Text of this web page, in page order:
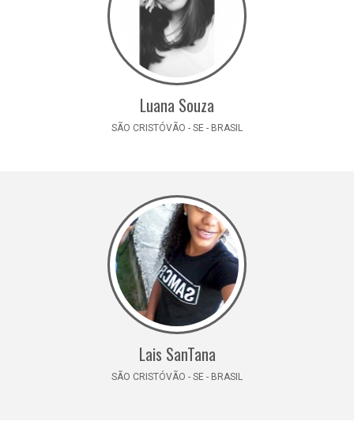
Luana Souza
SÃO CRISTÓVÃO - SE - BRASIL
Lais SanTana
SÃO CRISTÓVÃO - SE - BRASIL